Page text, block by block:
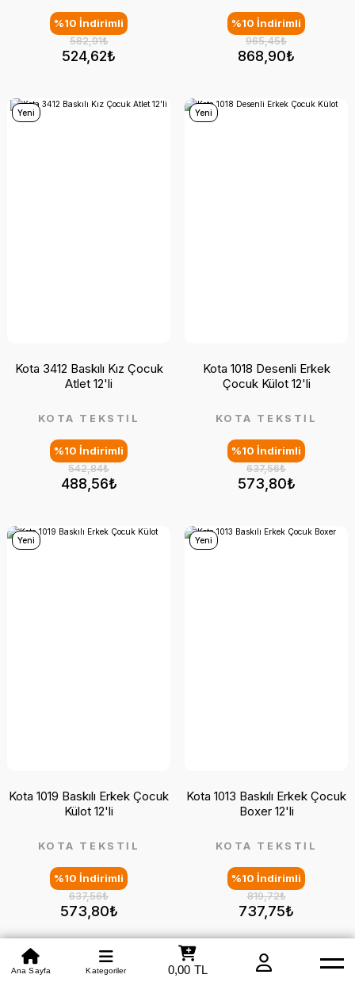
Beden Tablosu Mağazamız Whatsapp Yardım Hakkımızda
Ana Sayfa Kategoriler 0,00 TL
524,62₺
582,91₺
%10 İndirimli
868,90₺
965,45₺
%10 İndirimli
Yeni
488,56₺
542,84₺
%10 İndirimli
KOTA TEKSTİL
Kota 3412 Baskılı Kız Çocuk
Atlet 12'li
Yeni
573,80₺
637,56₺
%10 İndirimli
KOTA TEKSTİL
Kota 1018 Desenli Erkek
Çocuk Külot 12'li
Yeni
573,80₺
637,56₺
%10 İndirimli
KOTA TEKSTİL
Kota 1019 Baskılı Erkek Çocuk
Külot 12'li
Yeni
737,75₺
819,72₺
%10 İndirimli
KOTA TEKSTİL
Kota 1013 Baskılı Erkek Çocuk
Boxer 12'li
Yeni Yeni